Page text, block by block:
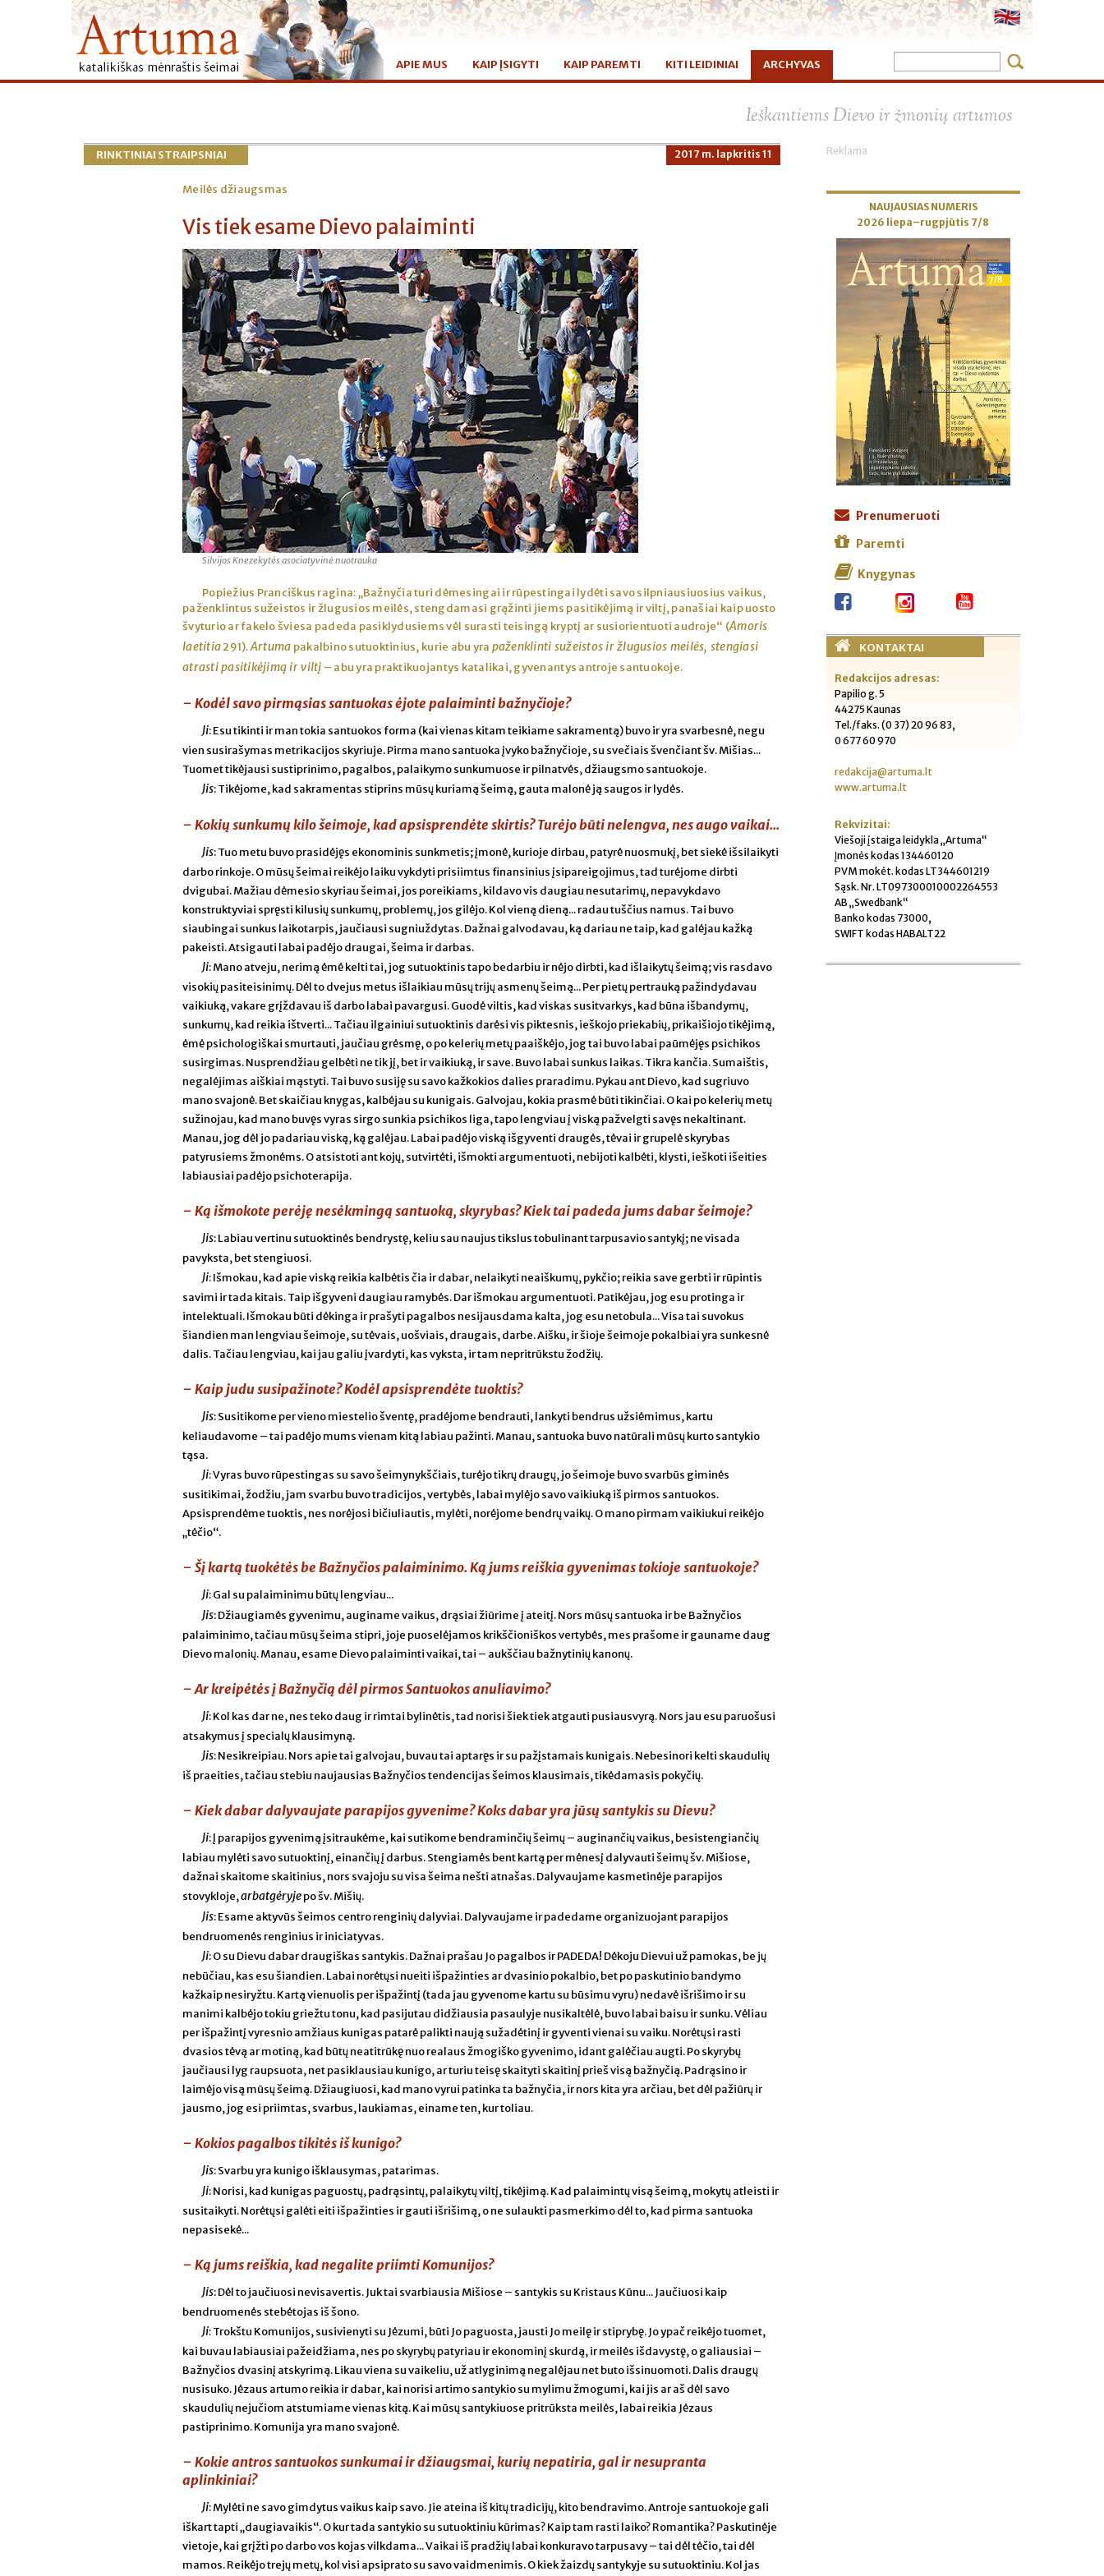
APIE MUS KAIP ĮSIGYTI KAIP PAREMTI KITI LEIDINIAI ARCHYVAS
Ieškantiems Dievo ir žmonių artumos
RINKTINIAI STRAIPSNIAI 2017 m. lapkritis 11
Meilės džiaugsmas
Vis tiek esame Dievo palaiminti
Silvijos Knezekytės asociatyvinė nuotrauka
Popiežius Pranciškus ragina: „Bažnyčia turi dėmesingai ir rūpestingai lydėti savo silpniausiuosius vaikus,
paženklintus sužeistos ir žlugusios meilės, stengdamasi grąžinti jiems pasitikėjimą ir viltį, panašiai kaip uosto
švyturio ar fakelo šviesa padeda pasiklydusiems vėl surasti teisingą kryptį ar susiorientuoti audroje“ (Amoris
laetitia291).Artuma pakalbino sutuoktinius, kurie abu yra paženklinti sužeistos ir žlugusios meilės, stengiasi
atrasti pasitikėjimą ir viltį – abu yra praktikuojantys katalikai, gyvenantys antroje santuokoje.
– Kodėl savo pirmąsias santuokas ėjote palaiminti bažnyčioje?
Ji: Esu tikinti ir man tokia santuokos forma (kai vienas kitam teikiame sakramentą) buvo ir yra svarbesnė, negu
vien susirašymas metrikacijos skyriuje. Pirma mano santuoka įvyko bažnyčioje, su svečiais švenčiant šv. Mišias...
Tuomet tikėjausi sustiprinimo, pagalbos, palaikymo sunkumuose ir pilnatvės, džiaugsmo santuokoje.
Jis: Tikėjome, kad sakramentas stiprins mūsų kuriamą šeimą, gauta malonė ją saugos ir lydės.
– Kokių sunkumų kilo šeimoje, kad apsisprendėte skirtis? Turėjo būti nelengva, nes augo vaikai...
Jis: Tuo metu buvo prasidėjęs ekonominis sunkmetis; įmonė, kurioje dirbau, patyrė nuosmukį, bet siekė išsilaikyti
darbo rinkoje. O mūsų šeimai reikėjo laiku vykdyti prisiimtus finansinius įsipareigojimus, tad turėjome dirbti
dvigubai. Mažiau dėmesio skyriau šeimai, jos poreikiams, kildavo vis daugiau nesutarimų, nepavykdavo
konstruktyviai spręsti kilusių sunkumų, problemų, jos gilėjo. Kol vieną dieną... radau tuščius namus. Tai buvo
siaubingai sunkus laikotarpis, jaučiausi sugniuždytas. Dažnai galvodavau, ką dariau ne taip, kad galėjau kažką
pakeisti. Atsigauti labai padėjo draugai, šeima ir darbas.
Ji: Mano atveju, nerimą ėmė kelti tai, jog sutuoktinis tapo bedarbiu ir nėjo dirbti, kad išlaikytų šeimą; vis rasdavo
visokių pasiteisinimų. Dėl to dvejus metus išlaikiau mūsų trijų asmenų šeimą... Per pietų pertrauką pažindydavau
vaikiuką, vakare grįždavau iš darbo labai pavargusi. Guodė viltis, kad viskas susitvarkys, kad būna išbandymų,
sunkumų, kad reikia ištverti... Tačiau ilgainiui sutuoktinis darėsi vis piktesnis, ieškojo priekabių, prikaišiojo tikėjimą,
ėmė psichologiškai smurtauti, jaučiau grėsmę, o po kelerių metų paaiškėjo, jog tai buvo labai paūmėjęs psichikos
susirgimas. Nusprendžiau gelbėti ne tik jį, bet ir vaikiuką, ir save. Buvo labai sunkus laikas. Tikra kančia. Sumaištis,
negalėjimas aiškiai mąstyti. Tai buvo susiję su savo kažkokios dalies praradimu. Pykau ant Dievo, kad sugriuvo
mano svajonė. Bet skaičiau knygas, kalbėjau su kunigais. Galvojau, kokia prasmė būti tikinčiai. O kai po kelerių metų
sužinojau, kad mano buvęs vyras sirgo sunkia psichikos liga, tapo lengviau į viską pažvelgti savęs nekaltinant.
Manau, jog dėl jo padariau viską, ką galėjau. Labai padėjo viską išgyventi draugės, tėvai ir grupelė skyrybas
patyrusiems žmonėms. O atsistoti ant kojų, sutvirtėti, išmokti argumentuoti, nebijoti kalbėti, klysti, ieškoti išeities
labiausiai padėjo psichoterapija.
– Ką išmokote perėję nesėkmingą santuoką, skyrybas? Kiek tai padeda jums dabar šeimoje?
Jis: Labiau vertinu sutuoktinės bendrystę, keliu sau naujus tikslus tobulinant tarpusavio santykį; ne visada
pavyksta, bet stengiuosi.
Ji: Išmokau, kad apie viską reikia kalbėtis čia ir dabar, nelaikyti neaiškumų, pykčio; reikia save gerbti ir rūpintis
savimi ir tada kitais. Taip išgyveni daugiau ramybės. Dar išmokau argumentuoti. Patikėjau, jog esu protinga ir
intelektuali. Išmokau būti dėkinga ir prašyti pagalbos nesijausdama kalta, jog esu netobula... Visa tai suvokus
šiandien man lengviau šeimoje, su tėvais, uošviais, draugais, darbe. Aišku, ir šioje šeimoje pokalbiai yra sunkesnė
dalis. Tačiau lengviau, kai jau galiu įvardyti, kas vyksta, ir tam nepritrūkstu žodžių.
– Kaip judu susipažinote? Kodėl apsisprendėte tuoktis?
Jis: Susitikome per vieno miestelio šventę, pradėjome bendrauti, lankyti bendrus užsiėmimus, kartu
keliaudavome – tai padėjo mums vienam kitą labiau pažinti. Manau, santuoka buvo natūrali mūsų kurto santykio
tąsa.
Ji: Vyras buvo rūpestingas su savo šeimynykščiais, turėjo tikrų draugų, jo šeimoje buvo svarbūs giminės
susitikimai, žodžiu, jam svarbu buvo tradicijos, vertybės, labai mylėjo savo vaikiuką iš pirmos santuokos.
Apsisprendėme tuoktis, nes norėjosi bičiuliautis, mylėti, norėjome bendrų vaikų. O mano pirmam vaikiukui reikėjo
„tėčio“.
– Šį kartą tuokėtės be Bažnyčios palaiminimo. Ką jums reiškia gyvenimas tokioje santuokoje?
Ji: Gal su palaiminimu būtų lengviau...
Jis: Džiaugiamės gyvenimu, auginame vaikus, drąsiai žiūrime į ateitį. Nors mūsų santuoka ir be Bažnyčios
palaiminimo, tačiau mūsų šeima stipri, joje puoselėjamos krikščioniškos vertybės, mes prašome ir gauname daug
Dievo malonių. Manau, esame Dievo palaiminti vaikai, tai – aukščiau bažnytinių kanonų.
– Ar kreipėtės į Bažnyčią dėl pirmos Santuokos anuliavimo?
Ji: Kol kas dar ne, nes teko daug ir rimtai bylinėtis, tad norisi šiek tiek atgauti pusiausvyrą. Nors jau esu paruošusi
atsakymus į specialų klausimyną.
Jis: Nesikreipiau. Nors apie tai galvojau, buvau tai aptaręs ir su pažįstamais kunigais. Nebesinori kelti skaudulių
iš praeities, tačiau stebiu naujausias Bažnyčios tendencijas šeimos klausimais, tikėdamasis pokyčių.
– Kiek dabar dalyvaujate parapijos gyvenime? Koks dabar yra jūsų santykis su Dievu?
Ji: Į parapijos gyvenimą įsitraukėme, kai sutikome bendraminčių šeimų – auginančių vaikus, besistengiančių
labiau mylėti savo sutuoktinį, einančių į darbus. Stengiamės bent kartą per mėnesį dalyvauti šeimų šv. Mišiose,
dažnai skaitome skaitinius, nors svajoju su visa šeima nešti atnašas. Dalyvaujame kasmetinėje parapijos
stovykloje,arbatgėryjepo šv. Mišių.
Jis: Esame aktyvūs šeimos centro renginių dalyviai. Dalyvaujame ir padedame organizuojant parapijos
bendruomenės renginius ir iniciatyvas.
Ji: O su Dievu dabar draugiškas santykis. Dažnai prašau Jo pagalbos ir PADEDA! Dėkoju Dievui už pamokas, be jų
nebūčiau, kas esu šiandien. Labai norėtųsi nueiti išpažinties ar dvasinio pokalbio, bet po paskutinio bandymo
kažkaip nesiryžtu. Kartą vienuolis per išpažintį (tada jau gyvenome kartu su būsimu vyru) nedavė išrišimo ir su
manimi kalbėjo tokiu griežtu tonu, kad pasijutau didžiausia pasaulyje nusikaltėlė, buvo labai baisu ir sunku. Vėliau
per išpažintį vyresnio amžiaus kunigas patarė palikti naują sužadėtinį ir gyventi vienai su vaiku. Norėtųsi rasti
dvasios tėvą ar motiną, kad būtų neatitrūkę nuo realaus žmogiško gyvenimo, idant galėčiau augti. Po skyrybų
jaučiausi lyg raupsuota, net pasiklausiau kunigo, ar turiu teisę skaityti skaitinį prieš visą bažnyčią. Padrąsino ir
laimėjo visą mūsų šeimą. Džiaugiuosi, kad mano vyrui patinka ta bažnyčia, ir nors kita yra arčiau, bet dėl pažiūrų ir
jausmo, jog esi priimtas, svarbus, laukiamas, einame ten, kur toliau.
– Kokios pagalbos tikitės iš kunigo?
Jis: Svarbu yra kunigo išklausymas, patarimas.
Ji: Norisi, kad kunigas paguostų, padrąsintų, palaikytų viltį, tikėjimą. Kad palaimintų visą šeimą, mokytų atleisti ir
susitaikyti. Norėtųsi galėti eiti išpažinties ir gauti išrišimą, o ne sulaukti pasmerkimo dėl to, kad pirma santuoka
nepasisekė...
– Ką jums reiškia, kad negalite priimti Komunijos?
Jis: Dėl to jaučiuosi nevisavertis. Juk tai svarbiausia Mišiose – santykis su Kristaus Kūnu... Jaučiuosi kaip
bendruomenės stebėtojas iš šono.
Ji: Trokštu Komunijos, susivienyti su Jėzumi, būti Jo paguosta, jausti Jo meilę ir stiprybę. Jo ypač reikėjo tuomet,
kai buvau labiausiai pažeidžiama, nes po skyrybų patyriau ir ekonominį skurdą, ir meilės išdavystę, o galiausiai –
Bažnyčios dvasinį atskyrimą. Likau viena su vaikeliu, už atlyginimą negalėjau net buto išsinuomoti. Dalis draugų
nusisuko. Jėzaus artumo reikia ir dabar, kai norisi artimo santykio su mylimu žmogumi, kai jis ar aš dėl savo
skaudulių nejučiom atstumiame vienas kitą. Kai mūsų santykiuose pritrūksta meilės, labai reikia Jėzaus
pastiprinimo. Komunija yra mano svajonė.
– Kokie antros santuokos sunkumai ir džiaugsmai, kurių nepatiria, gal ir nesupranta
aplinkiniai?
Ji: Mylėti ne savo gimdytus vaikus kaip savo. Jie ateina iš kitų tradicijų, kito bendravimo. Antroje santuokoje gali
iškart tapti „daugiavaikis“. O kur tada santykio su sutuoktiniu kūrimas? Kaip tam rasti laiko? Romantika? Paskutinėje
vietoje, kai grįžti po darbo vos kojas vilkdama... Vaikai iš pradžių labai konkuravo tarpusavy – tai dėl tėčio, tai dėl
mamos. Reikėjo trejų metų, kol visi apsiprato su savo vaidmenimis. O kiek žaizdų santykyje su sutuoktiniu. Kol jas
Reklama
NAUJAUSIAS NUMERIS
2026 liepa–rugpjūtis 7/8
Prenumeruoti
Paremti
Knygynas
KONTAKTAI
Redakcijos adresas:
Papilio g. 5
44275 Kaunas
Tel./faks. (0 37) 20 96 83,
0 677 60 970
redakcija@artuma.lt
www.artuma.lt
Rekvizitai:
Viešoji įstaiga leidykla „Artuma“
Įmonės kodas 134460120
PVM mokėt. kodas LT344601219
Sąsk. Nr. LT097300010002264553
AB „Swedbank“
Banko kodas 73000,
SWIFT kodas HABALT22